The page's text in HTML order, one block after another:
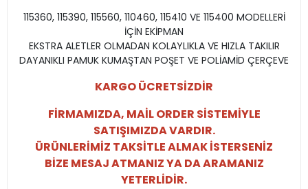
115360, 115390, 115560, 110460, 115410 VE 115400 MODELLERİ
İÇİN EKİPMAN
EKSTRA ALETLER OLMADAN KOLAYLIKLA VE HIZLA TAKILIR
DAYANIKLI PAMUK KUMAŞTAN POŞET VE POLİAMİD ÇERÇEVE
KARGO ÜCRETSİZDİR
FİRMAMIZDA, MAİL ORDER SİSTEMİYLE
SATIŞIMIZDA VARDIR.
ÜRÜNLERİMİZ TAKSİTLE ALMAK İSTERSENİZ
BİZE MESAJ ATMANIZ YA DA ARAMANIZ
YETERLİDİR.